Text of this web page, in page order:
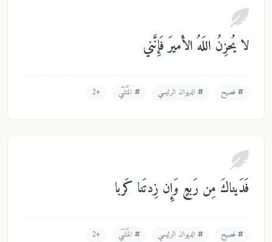
يُحزِنُ اللَهُ الأَميرَ فَإِنَّني
الديوان الرئيسي المُتَنَبّي +2
مِن رَبعٍ وَإِن زِدتَنا كَربا
الديوان الرئيسي المُتَنَبّي +2